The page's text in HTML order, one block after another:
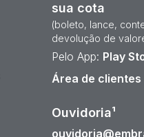
sua cota
(boleto, lance,
devolução de
Pelo App: Play
Área de clientes
Ouvidoria¹